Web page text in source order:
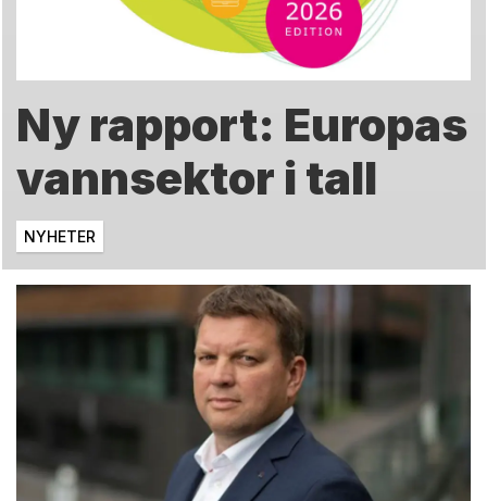
Ny rapport: Europas
vannsektor i tall
NYHETER